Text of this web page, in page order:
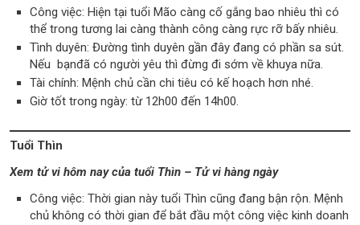
Công việc: Hiện tại tuổi Mão càng cố gắng bao nhiêu thì có
thể trong tương lai càng thành công càng rực rỡ bấy nhiêu.
Tình duyên: Đường tình duyên gần đây đang có phần sa sút.
Nếu bạnđã có người yêu thì đừng đi sớm về khuya nữa.
Tài chính: Mệnh chủ cần chi tiêu có kế hoạch hơn nhé.
Giờ tốt trong ngày: từ 12h00 đến 14h00.
Tuổi Thìn
Xem tử vi hôm nay của tuổi Thìn – Tử vi hàng ngày
Công việc: Thời gian này tuổi Thìn cũng đang bận rộn. Mệnh
chủ không có thời gian để bắt đầu một công việc kinh doanh